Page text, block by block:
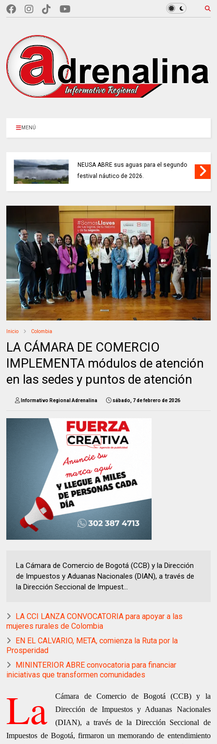
MENÚ
NEUSA ABRE sus aguas para el segundo
festival náutico de 2026.
Inicio Colombia
LA CÁMARA DE COMERCIO
IMPLEMENTA módulos de atención
en las sedes y puntos de atención
Informativo Regional Adrenalina sábado, 7 de febrero de 2026
La Cámara de Comercio de Bogotá (CCB) y la Dirección
de Impuestos y Aduanas Nacionales (DIAN), a través de
la Dirección Seccional de Impuest...
LA CCI LANZA CONVOCATORIA para apoyar a las
mujeres rurales de Colombia
EN EL CALVARIO, META, comienza la Ruta por la
Prosperidad
MININTERIOR ABRE convocatoria para financiar
iniciativas que transformen comunidades
La
Cámara de Comercio de Bogotá (CCB) y la
Dirección de Impuestos y Aduanas Nacionales
(DIAN), a través de la Dirección Seccional de
Impuestos de Bogotá, firmaron un memorando de entendimiento